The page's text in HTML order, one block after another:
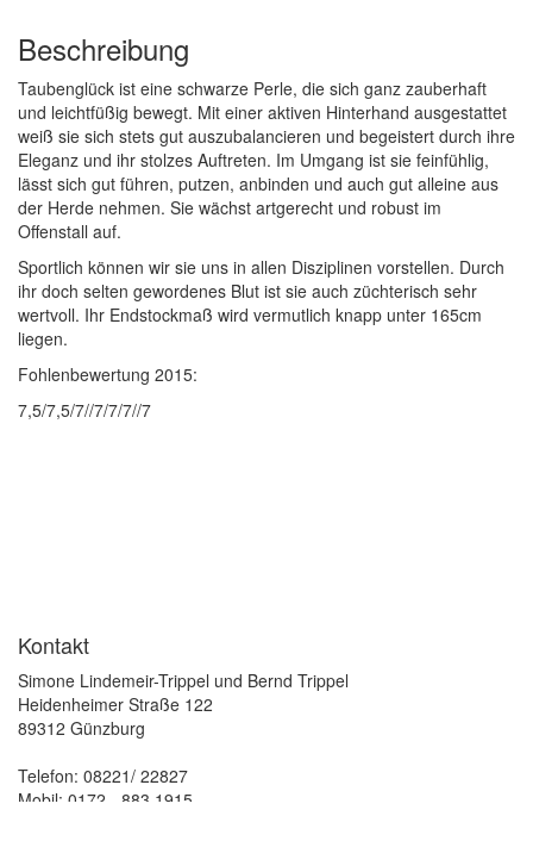
Beschreibung
Taubenglück ist eine schwarze Perle, die sich ganz zauberhaft
und leichtfüßig bewegt. Mit einer aktiven Hinterhand ausgestattet
weiß sie sich stets gut auszubalancieren und begeistert durch ihre
Eleganz und ihr stolzes Auftreten. Im Umgang ist sie feinfühlig,
lässt sich gut führen, putzen, anbinden und auch gut alleine aus
der Herde nehmen. Sie wächst artgerecht und robust im
Offenstall auf.
Sportlich können wir sie uns in allen Disziplinen vorstellen. Durch
ihr doch selten gewordenes Blut ist sie auch züchterisch sehr
wertvoll. Ihr Endstockmaß wird vermutlich knapp unter 165cm
liegen.
Fohlenbewertung 2015:
7,5/7,5/7//7/7/7//7
Kontakt
Simone Lindemeir-Trippel und Bernd Trippel
Heidenheimer Straße 122
89312 Günzburg
Telefon: 08221/ 22827
Mobil: 0172 - 883 1915